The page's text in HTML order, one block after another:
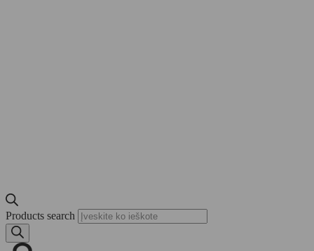
Products search